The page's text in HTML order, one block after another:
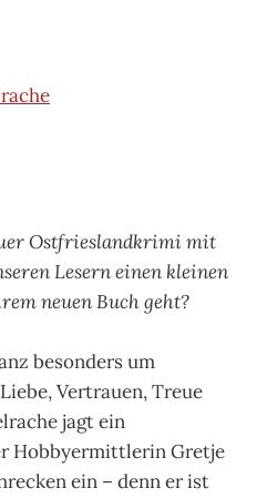
Ostfrieslandkrimi mit
Lesern einen kleinen
neuen Buch geht?
besonders um
Vertrauen, Treue
jagt ein
Hobbyermittlerin Gretje
ein – denn er ist